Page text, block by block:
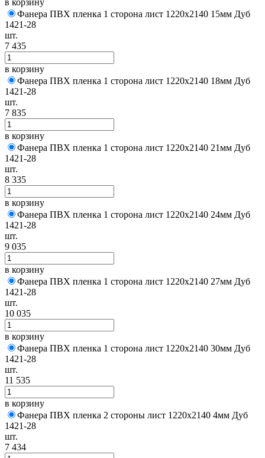
в корзину
Фанера ПВХ пленка 1 сторона лист 1220х2140 15мм Дуб
1421-28
шт.
7 435
в корзину
Фанера ПВХ пленка 1 сторона лист 1220х2140 18мм Дуб
1421-28
шт.
7 835
в корзину
Фанера ПВХ пленка 1 сторона лист 1220х2140 21мм Дуб
1421-28
шт.
8 335
в корзину
Фанера ПВХ пленка 1 сторона лист 1220х2140 24мм Дуб
1421-28
шт.
9 035
в корзину
Фанера ПВХ пленка 1 сторона лист 1220х2140 27мм Дуб
1421-28
шт.
10 035
в корзину
Фанера ПВХ пленка 1 сторона лист 1220х2140 30мм Дуб
1421-28
шт.
11 535
в корзину
Фанера ПВХ пленка 2 стороны лист 1220х2140 4мм Дуб
1421-28
шт.
7 434